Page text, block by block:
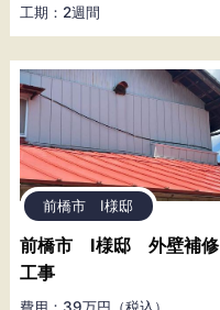
工期：2週間
前橋市 I様邸
前橋市 I様邸 外壁補修
工事